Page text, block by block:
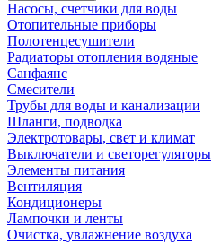
Насосы, счетчики для воды
Отопительные приборы
Полотенцесушители
Радиаторы отопления водяные
Санфаянс
Смесители
Трубы для воды и канализации
Шланги, подводка
Электротовары, свет и климат
Выключатели и светорегуляторы
Элементы питания
Вентиляция
Кондиционеры
Лампочки и ленты
Очистка, увлажнение воздуха